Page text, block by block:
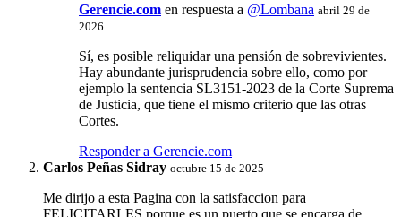
Gerencie.com en respuesta a @Lombana abril 29 de
2026
Sí, es posible reliquidar una pensión de sobrevivientes.
Hay abundante jurisprudencia sobre ello, como por
ejemplo la sentencia SL3151-2023 de la Corte Suprema
de Justicia, que tiene el mismo criterio que las otras
Cortes.
Responder a Gerencie.com
Carlos Peñas Sidray octubre 15 de 2025
Me dirijo a esta Pagina con la satisfaccion para
FELICITARLES porque es un puerto que se encarga de